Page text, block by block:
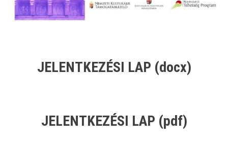
JELENTKEZÉSI LAP (docx)
JELENTKEZÉSI LAP (pdf)